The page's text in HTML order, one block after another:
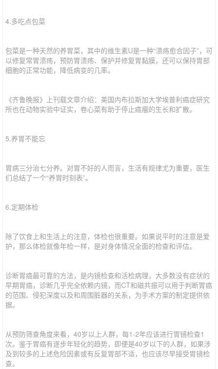
4.多吃点包菜
包菜是一种天然的养胃菜，其中的维生素U是一种“溃疡愈合因子”，可
以修复常胃溃疡，预防胃溃疡、保护并修复胃黏膜，还可以保持胃部
细胞的正常功能，降低病变的几率。
《齐鲁晚报》上刊载文章介绍：美国内布拉斯加大学埃普利癌症研究
所也在动物实验中证实，卷心菜有助于停止癌瘤的生长和扩散。
5.养胃不能忘
胃病三分治七分养。对胃不好的人而言，生活有规律尤为重要，医生
们总结了一个“养胃时刻表”。
6.定期体检
除了饮食上和生活上的注意，体检也很重要。如果说平时的注意是爱
护，那么体检就像年检一样，是对身体情况全面的检查和评估。
诊断胃癌最可靠的方法，是内镜检查和活检病理，大多数没有症状的
早期胃癌，诊断几乎完全依赖内镜，而CT和磁共振可以用于判断胃癌
的范围、侵犯深度以及和周围脏器的关系，为手术方案的制定提供依
据。
从预防筛查角度来看，40岁以上人群，每1-2年应该进行胃镜检查1
次。鉴于胃癌有逐步年轻化的趋势，即便是40岁以下的人群，如果涉
及到较多的上述危险因素或有反复胃部不适，也应该尽早接受胃镜检
查。